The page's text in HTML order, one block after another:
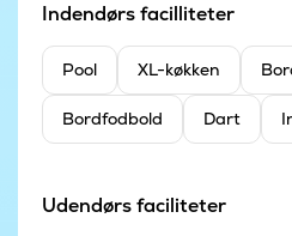
Indendørs facilliteter
Pool XL-køkken
Bordfodbold Dart
Udendørs faciliteter